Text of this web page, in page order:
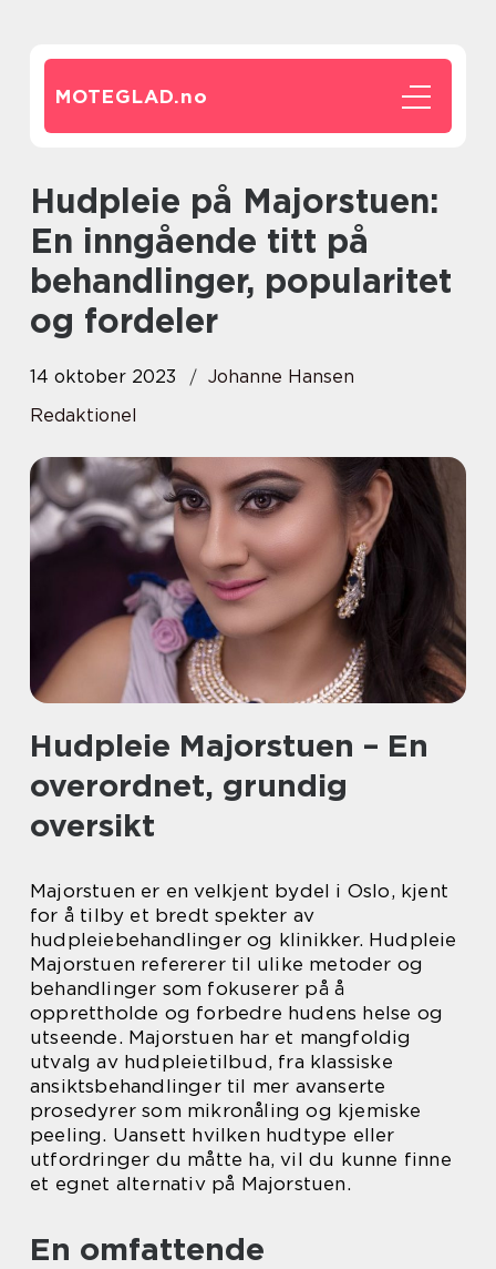
MOTEGLAD.no
Hudpleie på Majorstuen:
En inngående titt på
behandlinger, popularitet
og fordeler
14 oktober 2023
Johanne Hansen
Redaktionel
Hudpleie Majorstuen – En
overordnet, grundig
oversikt
Majorstuen er en velkjent bydel i Oslo, kjent
for å tilby et bredt spekter av
hudpleiebehandlinger og klinikker. Hudpleie
Majorstuen refererer til ulike metoder og
behandlinger som fokuserer på å
opprettholde og forbedre hudens helse og
utseende. Majorstuen har et mangfoldig
utvalg av hudpleietilbud, fra klassiske
ansiktsbehandlinger til mer avanserte
prosedyrer som mikronåling og kjemiske
peeling. Uansett hvilken hudtype eller
utfordringer du måtte ha, vil du kunne finne
et egnet alternativ på Majorstuen.
En omfattende